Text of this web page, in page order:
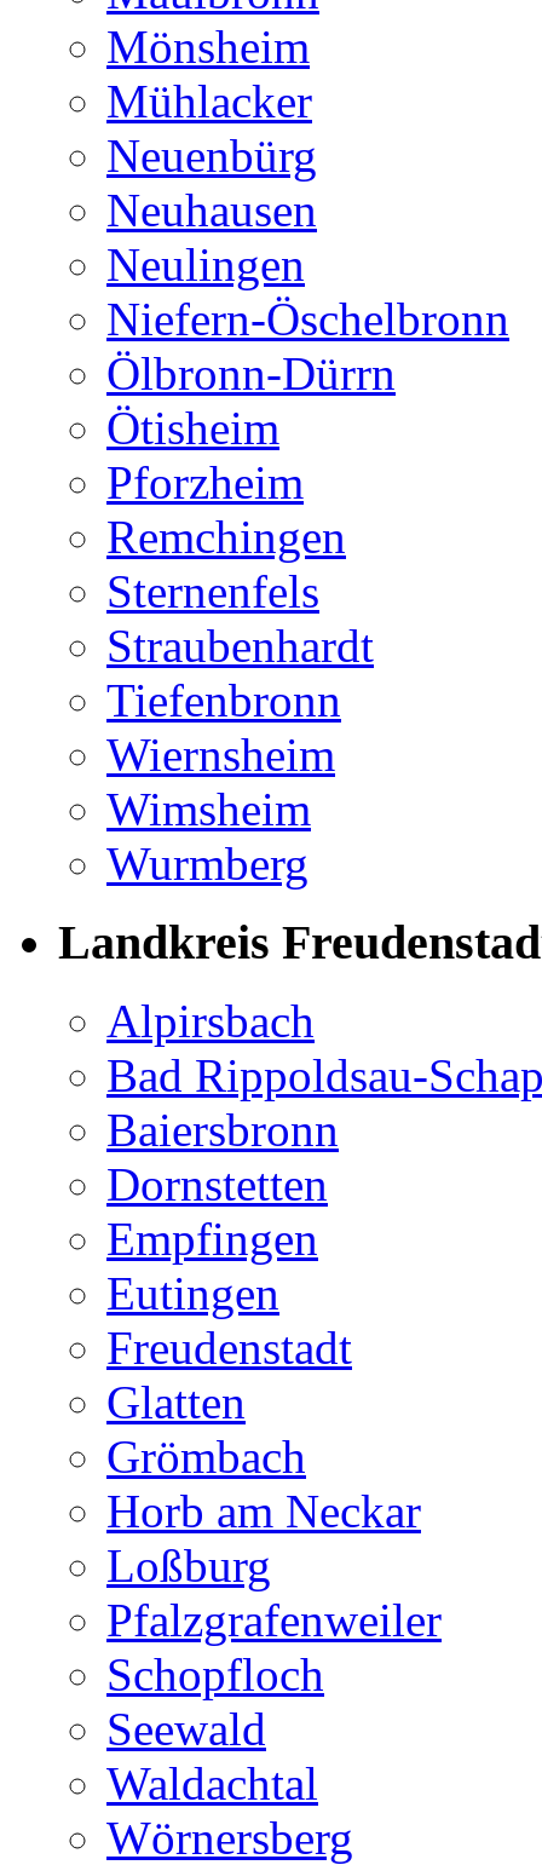
Mönsheim
Mühlacker
Neuenbürg
Neuhausen
Neulingen
Niefern-Öschelbronn
Ölbronn-Dürrn
Ötisheim
Pforzheim
Remchingen
Sternenfels
Straubenhardt
Tiefenbronn
Wiernsheim
Wimsheim
Wurmberg
Landkreis
Alpirsbach
Bad Rippoldsau-
Baiersbronn
Dornstetten
Empfingen
Eutingen
Freudenstadt
Glatten
Grömbach
Horb am Neckar
Loßburg
Pfalzgrafenweiler
Schopfloch
Seewald
Waldachtal
Wörnersberg